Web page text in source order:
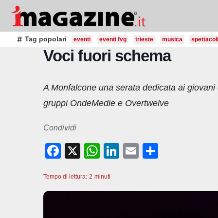
Salta
contenutoTag popolari eventi eventi fvg trieste musica spettacoli
Voci fuori schema
A Monfalcone una serata dedicata ai
gruppi OndeMedie e Overtwelve
Condividi
F
c
X
W
at
Li
E
Tempo di lettura: 2 minuti